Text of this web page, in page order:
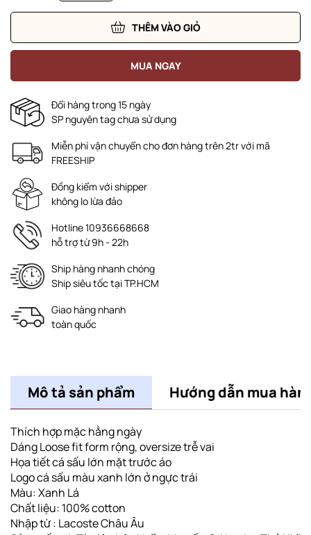
THÊM VÀO GIỎ
MUA NGAY
Đổi hàng trong 15 ngày
SP nguyên tag chưa sử dụng
Miễn phí vận chuyển cho đơn hàng trên 2tr với mã
FREESHIP
Đồng kiểm với shipper
không lo lừa đảo
Hotline 10936668668
hỗ trợ từ 9h - 22h
Ship hàng nhanh chóng
Ship siêu tốc tại TP.HCM
Giao hàng nhanh
toàn quốc
Mô tả sản phẩm Hướng dẫn mua
Thích hợp mặc hằng ngày
Dáng Loose fitform rộng, oversize trễ vai
Họa tiết cá sấu lớn mặt trước áo
Logo cá sấu màu xanh lớn ở ngực trái
Màu: Xanh Lá
Chất liệu: 100% cotton
Nhập từ : Lacoste Châu Âu